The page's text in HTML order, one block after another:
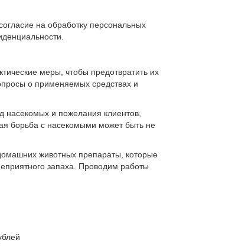
на обработку персональных
меры, чтобы предотвратить их
о применяемых средствах и
и пожелания клиентов,
борьба с насекомыми может быть не
животных препараты, которые
запаха. Проводим работы